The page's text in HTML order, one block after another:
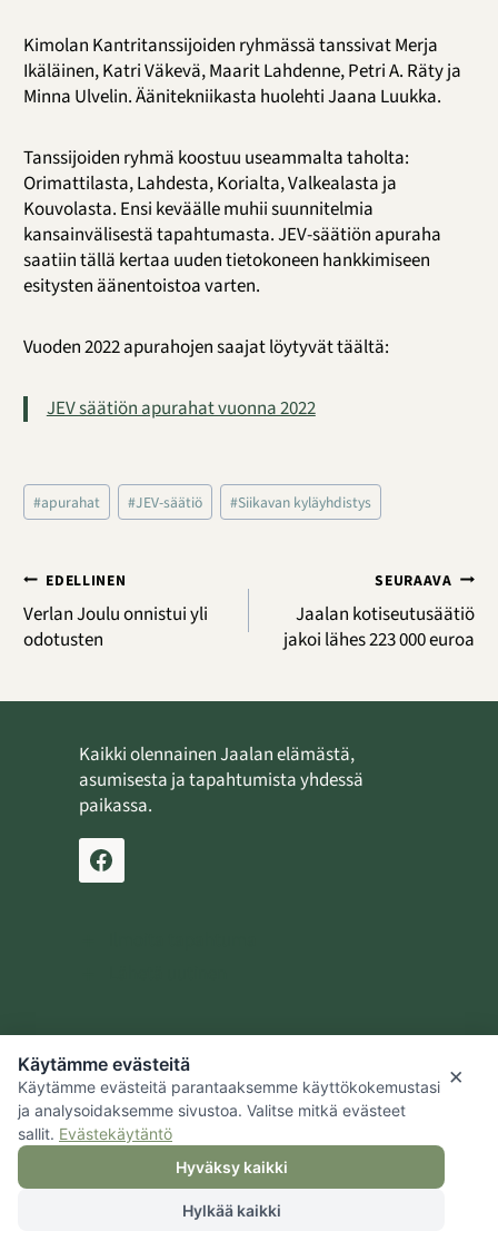
Kimolan Kantritanssijoiden ryhmässä tanssivat Merja
Ikäläinen, Katri Väkevä, Maarit Lahdenne, Petri A. Räty ja
Minna Ulvelin. Äänitekniikasta huolehti Jaana Luukka.
Tanssijoiden ryhmä koostuu useammalta taholta:
Orimattilasta, Lahdesta, Korialta, Valkealasta ja
Kouvolasta. Ensi keväälle muhii suunnitelmia
kansainvälisestä tapahtumasta. JEV-säätiön apuraha
saatiin tällä kertaa uuden tietokoneen hankkimiseen
esitysten äänentoistoa varten.
Vuoden 2022 apurahojen saajat löytyvät täältä:
JEV säätiön apurahat vuonna 2022
Avainsanat:
#apurahat #JEV-säätiö #Siikavan kyläyhdistys
Artikkelien
selaus
EDELLINEN
Verlan Joulu onnistui yli
odotusten
SEURAAVA
Jaalan kotiseutusäätiö
jakoi lähes 223 000 euroa
Kaikki olennainen Jaalan elämästä,
asumisesta ja tapahtumista yhdessä
paikassa.
Jaalan kotiseutusäätiö
Kouvolan kaupunki
×
Käytämme evästeitä
Käytämme evästeitä parantaaksemme käyttökokemustasi
ja analysoidaksemme sivustoa. Valitse mitkä evästeet
sallit. Evästekäytäntö
Hyväksy kaikki
Hylkää kaikki